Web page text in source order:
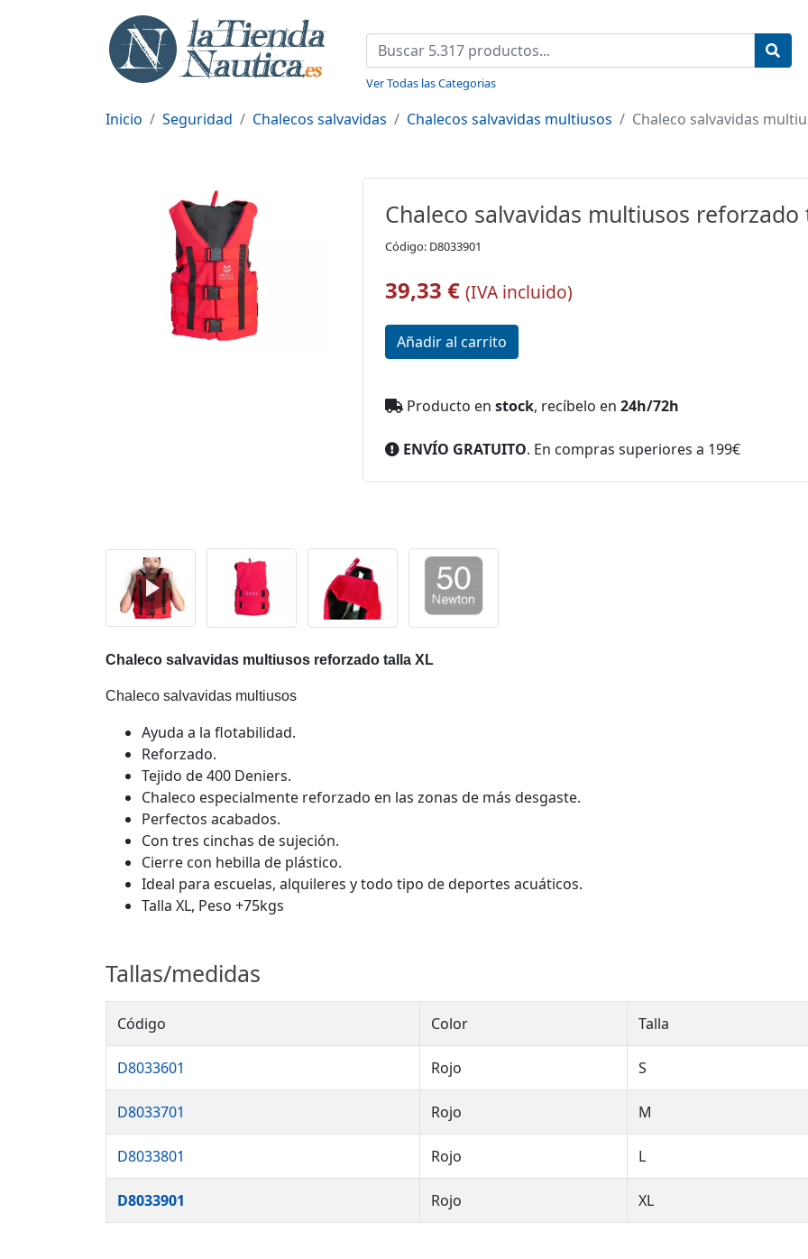
Ver Todas las Categorias
Inicio Seguridad Chalecos salvavidas Chalecos salvavidas multiusos Chaleco salvavidas
Chaleco salvavidas multiusos reforzado
Código: D8033901
39,33 € (IVA incluido)
Producto en stock, recíbelo en 24h/72h
ENVÍO GRATUITO. En compras superiores a 199€
Chaleco salvavidas multiusos reforzado talla XL
Chaleco salvavidas multiusos
Ayuda a la flotabilidad.
Reforzado.
Tejido de 400 Deniers.
Chaleco especialmente reforzado en las zonas de más desgaste.
Perfectos acabados.
Con tres cinchas de sujeción.
Cierre con hebilla de plástico.
Ideal para escuelas, alquileres y todo tipo de deportes acuáticos.
Talla XL, Peso +75kgs
Tallas/medidas
Código Color Talla
D8033601 Rojo S
D8033701 Rojo M
D8033801 Rojo L
D8033901 Rojo XL